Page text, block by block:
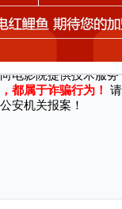
微信、第三方网站/软件
电影院提供技术服务
都属于诈骗行为！
安机关报案！